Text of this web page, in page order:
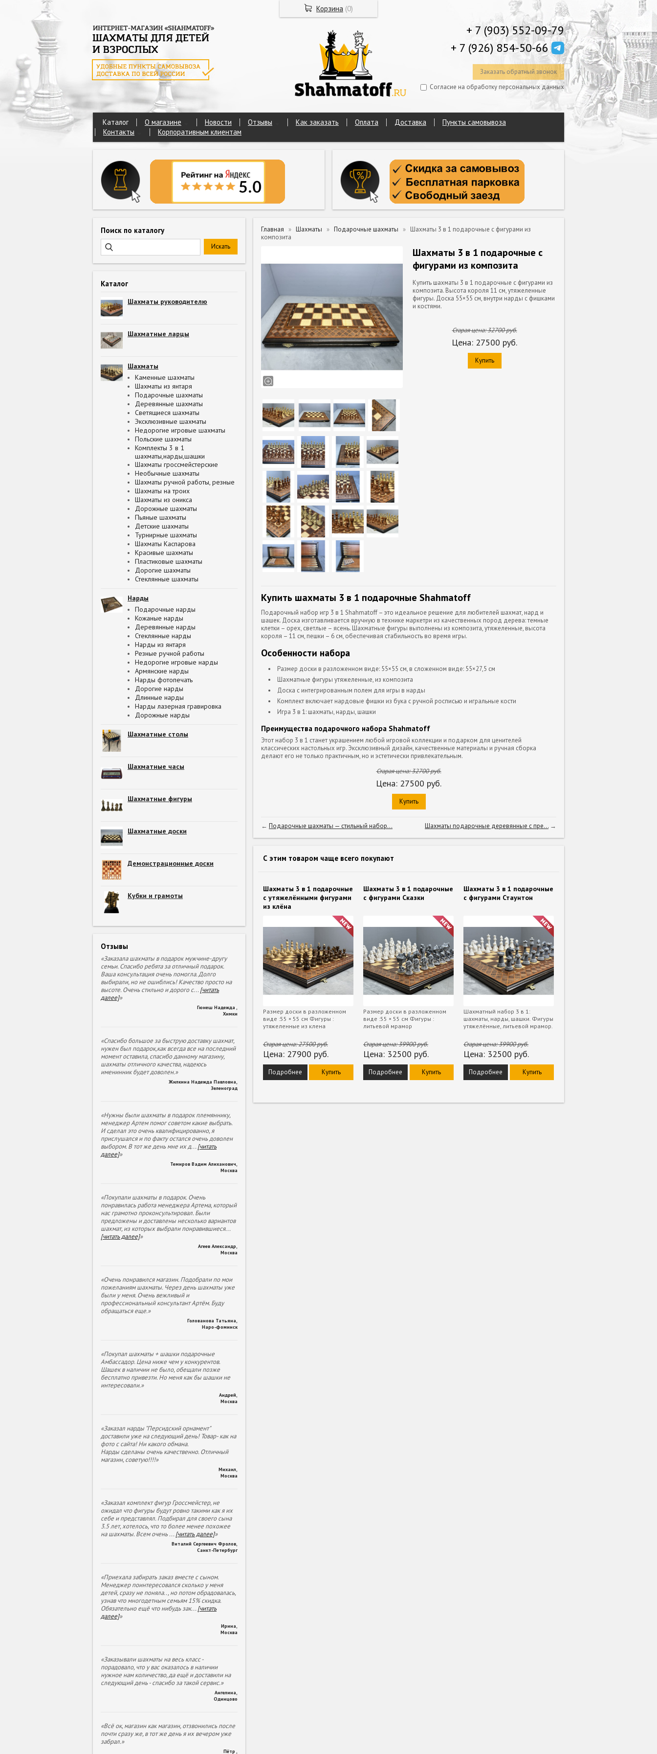
+ 7 (903) 552-09-79
+ 7 (926) 854-50-66
Заказать обратный звонок
Согласие на обработку персональных данных
Каталог О магазине Новости Отзывы Как заказать Оплата Доставка
Пункты самовывоза
Контакты
Корпоративным клиентам
Поиск по каталогу
Каталог
Шахматы руководителю
Шахматные ларцы
Шахматы
Каменные шахматы
Шахматы из янтаря
Подарочные шахматы
Деревянные шахматы
Светящиеся шахматы
Эксклюзивные шахматы
Недорогие игровые шахматы
Польские шахматы
Комплекты 3 в 1
шахматы,нарды,шашки
Шахматы гроссмейстерские
Необычные шахматы
Шахматы ручной работы, резные
Шахматы на троих
Шахматы из оникса
Дорожные шахматы
Пьяные шахматы
Детские шахматы
Турнирные шахматы
Шахматы Каспарова
Красивые шахматы
Пластиковые шахматы
Дорогие шахматы
Стеклянные шахматы
Нарды
Подарочные нарды
Кожаные нарды
Деревянные нарды
Стеклянные нарды
Нарды из янтаря
Резные ручной работы
Недорогие игровые нарды
Армянские нарды
Нарды фотопечать
Дорогие нарды
Длинные нарды
Нарды лазерная гравировка
Дорожные нарды
Шахматные столы
Шахматные часы
Шахматные фигуры
Шахматные доски
Демонстрационные доски
Кубки и грамоты
Отзывы
«Заказала шахматы в подарок мужчине-другу
семьи. Спасибо ребята за отличный подарок.
Ваша консультация очень помогла. Долго
выбирали, но не ошиблись! Качество просто на
высоте. Очень стильно и дорого с...[читать
далее]»
Гюнеш Надежда
Химки
«Спасибо большое за быструю доставку шахмат,
нужен был подарок,как всегда все на последний
момент оставила, спасибо данному магазину,
шахматы отличного качества, надеюсь
именинник будет доволен.»
Жилкина Надежда Павловна
Зеленоград
«Нужны были шахматы в подарок племяннику,
менеджер Артем помог советом какие выбрать.
И сделал это очень квалифицированно, я
прислушался и по факту остался очень доволен
выбором. В тот же день мне их д...[читать
далее]»
Темиров Вадим Алиханович
Москва
«Покупали шахматы в подарок. Очень
понравилась работа менеджера Артема, который
нас грамотно проконсультировал. Были
предложены и доставлены несколько вариантов
шахмат, из которых выбрали понравившиеся...
[читать далее]»
Агеев Александр
Москва
«Очень понравился магазин. Подобрали по мои
пожеланиям шахматы. Через день шахматы уже
были у меня. Очень вежливый и
профессиональный консультант Артём. Буду
обращаться еще.»
Голованова Татьяна
Наро-фоминск
«Покупал шахматы + шашки подарочные
Амбассадор. Цена ниже чем у конкурентов.
Шашек в наличии не было, обещали позже
бесплатно привезти. Но меня как бы шашки не
интересовали.»
Андрей
Москва
«Заказал нарды "Персидский орнамент"
доставили уже на следующий день! Товар- как на
фото с сайта! Ни какого обмана.
Нарды сделаны очень качественно. Отличный
магазин, советую!!!!»
Михаил
Москва
«Заказал комплект фигур Гроссмейстер, не
ожидал что фигуры будут ровно такими как я их
себе и представлял. Подбирал для своего сына
3.5 лет, хотелось, что то более менее похожее
на шахматы. Всем очень...[читать далее]»
Виталий Сергеевич Фролов
Санкт-Петербург
«Приехала забирать заказ вместе с сыном.
Менеджер поинтересовался сколько у меня
детей, сразу не поняла.., но потом обрадовалась,
узнав что многодетным семьям 15% скидка.
Обязательно ещё что нибудь зак...[читать
далее]»
Ирина
Москва
«Заказывали шахматы на весь класс -
порадовало, что у вас оказалось в наличии
нужное нам количество, да ещё и доставили на
следующий день - спасибо за такой сервис.»
Ангелина
Одинцово
«Всё ок, магазин как магазин, отзвонились после
почти сразу же, в тот же день я их вечером уже
забрал.»
Пётр
Главная Шахматы Подарочные шахматы
Шахматы 3 в 1 подарочные с фигурами из
композита
Шахматы 3 в 1 подарочные с
фигурами из композита
Купить шахматы 3 в 1 подарочные с фигурами из
композита. Высота короля 11 см, утяжеленные
фигуры. Доска 55×55 см, внутри нарды с фишками
и костями.
Старая цена:32700руб.
Цена: 27500 руб.
Купить
Купить шахматы 3 в 1 подарочные Shahmatoff
Подарочный набор игр 3 в 1 Shahmatoff – это идеальное решение для любителей шахмат, нард и
шашек. Доска изготавливается вручную в технике маркетри из качественных пород дерева: темные
клетки – орех, светлые – ясень. Шахматные фигуры выполнены из композита, утяжеленные, высота
короля – 11 см, пешки – 6 см, обеспечивая стабильность во время игры.
Особенности набора
Размер доски в разложенном виде: 55×55 см, в сложенном виде: 55×27,5 см
Шахматные фигуры утяжеленные, из композита
Доска с интегрированным полем для игры в нарды
Комплект включает нардовые фишки из бука с ручной росписью и игральные кости
Игра 3 в 1: шахматы, нарды, шашки
Преимущества подарочного набора Shahmatoff
Этот набор 3 в 1 станет украшением любой игровой коллекции и подарком для ценителей
классических настольных игр. Эксклюзивный дизайн, качественные материалы и ручная сборка
делают его не только практичным, но и эстетически привлекательным.
Старая цена:32700руб.
Цена: 27500 руб.
Купить
← Подарочные шахматы — стильный набор... Шахматы подарочные деревянные с пре... →
С этим товаром чаще всего покупают
Шахматы 3 в 1 подарочные
с утяжелёнными фигурами
из клёна
Размер доски в разложенном
виде :55 × 55 см Фигуры :
утяжеленные из клена
Старая цена:27500руб.
Цена: 27900 руб.
Подробнее Купить
Шахматы 3 в 1 подарочные
с фигурами Сказки
Размер доски в разложенном
виде :55 × 55 см Фигуры :
литьевой мрамор
Старая цена:39900руб.
Цена: 32500 руб.
Подробнее Купить
Шахматы 3 в 1 подарочные
с фигурами Стаунтон
Шахматный набор 3 в 1:
шахматы, нарды, шашки. Фигуры
утяжелённые, литьевой мрамор.
Старая цена:39900руб.
Цена: 32500 руб.
Подробнее Купить
Корзина (0)